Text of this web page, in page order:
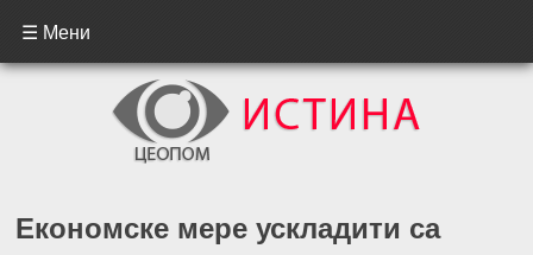
☰ Мени
Економске мере ускладити са